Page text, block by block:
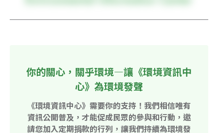
你的關心，關乎環境—讓《環境資訊中
心》為環境發聲
《環境資訊中心》需要你的支持！我們相信唯有
資訊公開普及，才能促成民眾的參與和行動，邀
請您加入定期捐款的行列，讓我們持續為環境發